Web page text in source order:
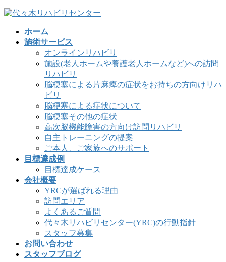
コ
ナ
ホーム
施術サービス
オンラインリハビリ
施設(老人ホームや養護老人ホームなど)への訪問
リハビリ
脳梗塞による片麻痺の症状をお持ちの方向けリハ
ビリ
脳梗塞による症状について
脳梗塞その他の症状
高次脳機能障害の方向け訪問リハビリ
自主トレーニングの提案
ご本人、ご家族へのサポート
目標達成例
目標達成ケース
会社概要
YRCが選ばれる理由
訪問エリア
よくあるご質問
代々木リハビリセンター(YRC)の行動指針
スタッフ募集
お問い合わせ
スタッフブログ